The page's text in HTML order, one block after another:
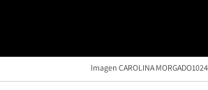
Imagen CAROLINA MORGADO1024